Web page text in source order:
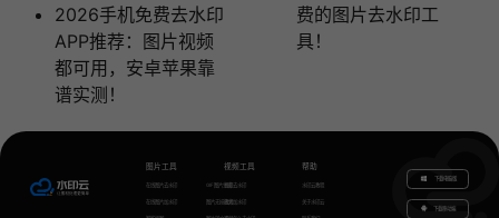
2026手机免费去水印
APP推荐：图片视频
都可用，安卓苹果靠
谱实测！
费的图片去水印工
具！
图片工具
在线图片去水印
在线图片加水印
GIF图片生成
图片无损放大
视频工具
视频去水印
视频加水印
帮助
水印云教程
关于水印云
下载电脑版
下载移动端